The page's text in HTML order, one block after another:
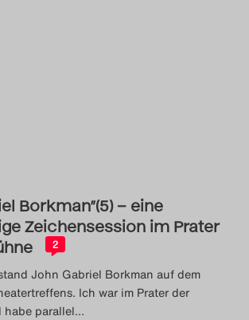
Borkman”(5) – eine
Zeichensession im Prater
2
John Gabriel Borkman auf dem
Ich war im Prater der
parallel…